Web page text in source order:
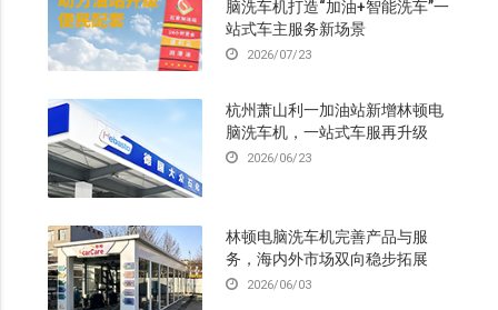
脑洗车机打造“加油+智能洗车”一
站式车主服务新场景
2026/07/23
杭州萧山利一加油站新增林顿电
脑洗车机，一站式车服再升级
2026/06/23
林顿电脑洗车机完善产品与服
务，海内外市场双向稳步拓展
2026/06/03